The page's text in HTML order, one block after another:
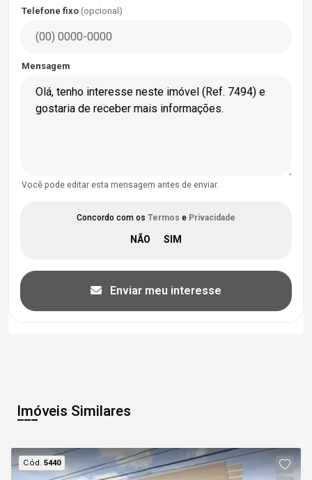
Telefone fixo (opcional)
Mensagem
Você pode editar esta mensagem antes de enviar.
Concordo com os Termos e Privacidade
Enviar meu interesse
Imóveis Similares
Cód.5440